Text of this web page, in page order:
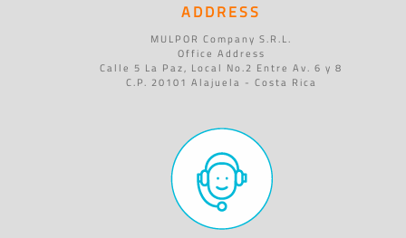
ADDRESS
MULPOR Company S.R.L.
Office Address
Calle 5 La Paz, Local No.2 Entre Av. 6 y 8
C.P. 20101 Alajuela - Costa Rica